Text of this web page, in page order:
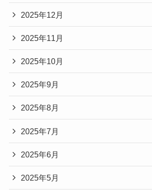
2025年12月
2025年11月
2025年10月
2025年9月
2025年8月
2025年7月
2025年6月
2025年5月